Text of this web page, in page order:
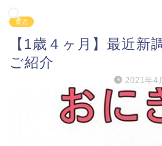
育児
【1歳４ヶ月】最近新
ご紹介
2021年4